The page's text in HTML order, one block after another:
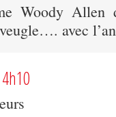
Woody Allen
avec